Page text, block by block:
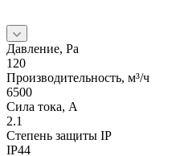
Давление, Pa
120
Производительность, м³/ч
6500
Сила тока, А
2.1
Степень защиты IP
IP44